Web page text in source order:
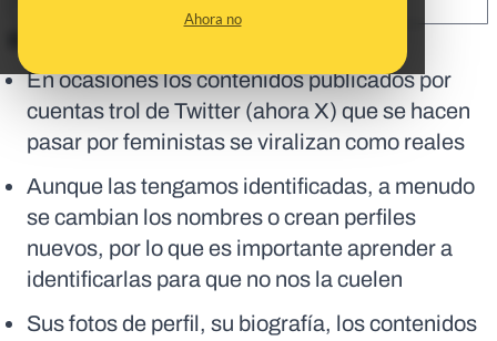
Ahora no
En ocasiones los contenidos publicados por
cuentas trol de Twitter (ahora X) que se hacen
pasar por feministas se viralizan como reales
Aunque las tengamos identificadas, a menudo
se cambian los nombres o crean perfiles
nuevos, por lo que es importante aprender a
identificarlas para que no nos la cuelen
Sus fotos de perfil, su biografía, los contenidos